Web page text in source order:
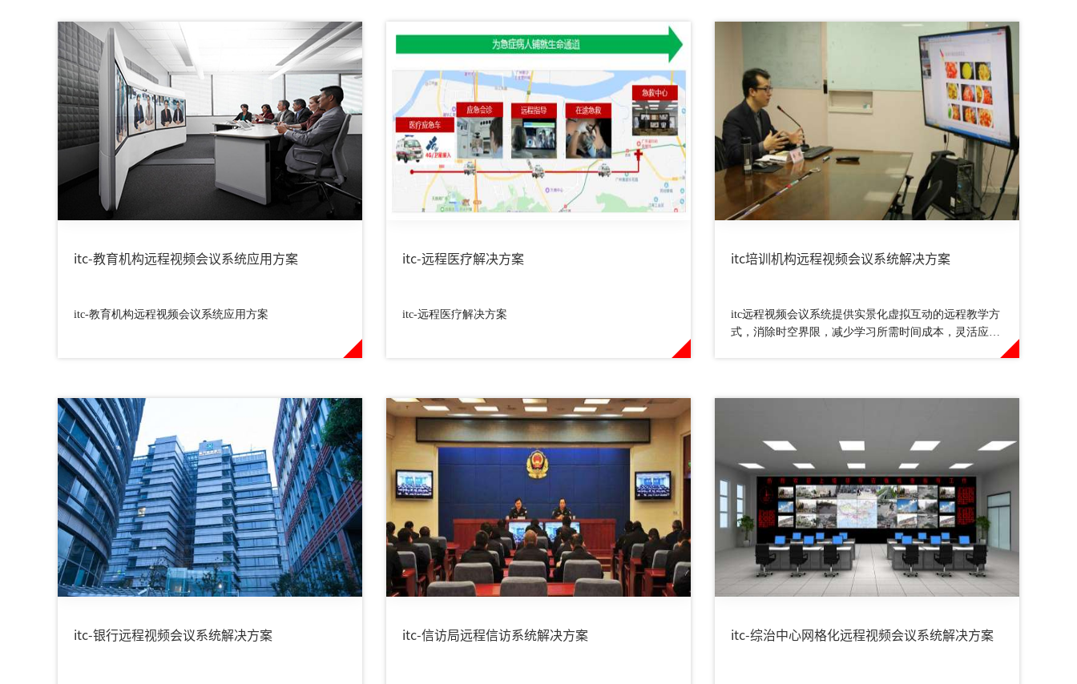
itc-教育机构远程视频会议系统应用方案
itc-教育机构远程视频会议系统应用方案
itc-远程医疗解决方案
itc-远程医疗解决方案
itc培训机构远程视频会议系统解决方案
itc远程视频会议系统提供实景化虚拟互动的远程教学方
式，消除时空界限，减少学习所需时间成本，灵活应对
itc-银行远程视频会议系统解决方案 itc-信访局远程信访系统解决方案 itc-综治中心网格化远程视频会议系统解决方案